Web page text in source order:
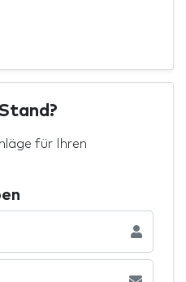
für Ihren